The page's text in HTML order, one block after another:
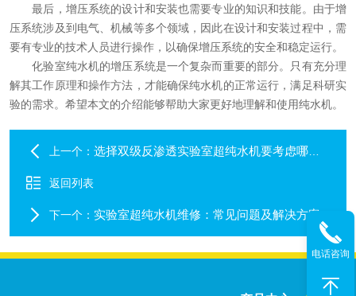
最后，增压系统的设计和安装也需要专业的知识和技能。由于增
压系统涉及到电气、机械等多个领域，因此在设计和安装过程中，需
要有专业的技术人员进行操作，以确保增压系统的安全和稳定运行。
化验室纯水机的增压系统是一个复杂而重要的部分。只有充分理
解其工作原理和操作方法，才能确保纯水机的正常运行，满足科研实
验的需求。希望本文的介绍能够帮助大家更好地理解和使用纯水机。
上一个： 选择双级反渗透实验室超纯水机要考虑哪些因素？
返回列表
下一个： 实验室超纯水机维修：常见问题及解决方案
电话咨询